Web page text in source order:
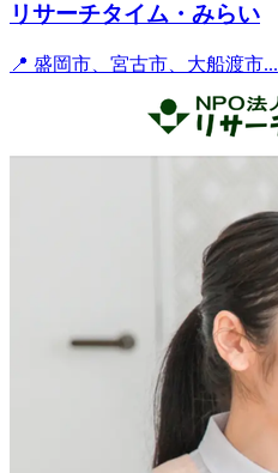
リサーチタイム・みらい
📍 盛岡市、宮古市、大船渡市...